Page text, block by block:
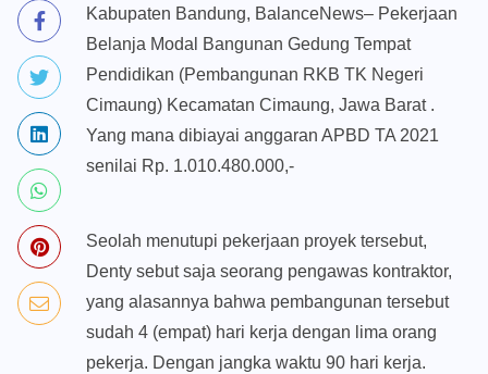
Kabupaten Bandung, BalanceNews– Pekerjaan
Belanja Modal Bangunan Gedung Tempat
Pendidikan (Pembangunan RKB TK Negeri
Cimaung) Kecamatan Cimaung, Jawa Barat .
Yang mana dibiayai anggaran APBD TA 2021
senilai Rp. 1.010.480.000,-
Seolah menutupi pekerjaan proyek tersebut,
Denty sebut saja seorang pengawas kontraktor,
yang alasannya bahwa pembangunan tersebut
sudah 4 (empat) hari kerja dengan lima orang
pekerja. Dengan jangka waktu 90 hari kerja.